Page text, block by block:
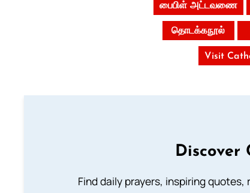
பைபிள் அட்டவணை
தொடக்கநூல்
Visit
Discover
Find daily prayers, inspiring